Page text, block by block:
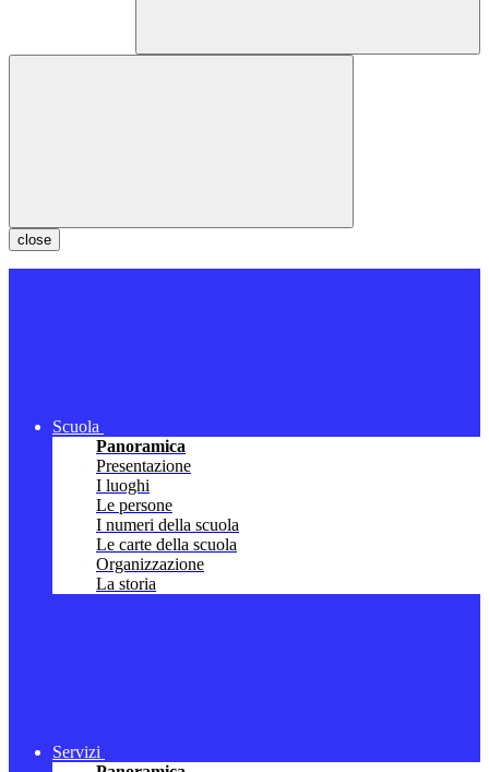
close
Scuola
Panoramica
Presentazione
I luoghi
Le persone
I numeri della scuola
Le carte della scuola
Organizzazione
La storia
Servizi